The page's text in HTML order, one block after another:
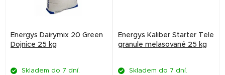
Energys Dairymix 20 Green
Dojnice 25 kg
Skladem do 7 dní.
Energys Kaliber Starter Tele
granule melasované 25 kg
Skladem do 7 dní.